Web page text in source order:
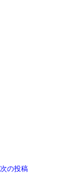
次の投稿